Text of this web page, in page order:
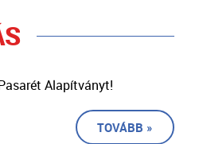
Alapítványt!
TOVÁBB »